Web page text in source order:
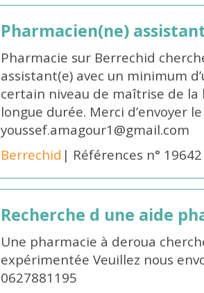
Pharmacien(ne)
Pharmacie sur Berrechid
assistant(e) avec un minimum
certain niveau de maîtrise de
longue durée. Merci d’envoyer
youssef.amagour1@gmail.com
Berrechid | Références n° 19642
Recherche d une aide
Une pharmacie à deroua
expérimentée Veuillez nous
0627881195